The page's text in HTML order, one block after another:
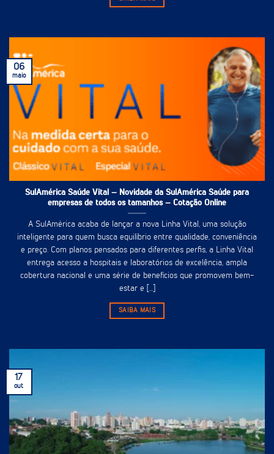
SulAmérica Saúde Vital – Novidade da SulAmérica Saúde para
empresas de todos os tamanhos – Cotação Online
A SulAmérica acaba de lançar a nova Linha Vital, uma solução
inteligente para quem busca equilíbrio entre qualidade, conveniência
e preço. Com planos pensados para diferentes perfis, a Linha Vital
entrega acesso a hospitais e laboratórios de excelência, ampla
cobertura nacional e uma série de benefícios que promovem bem-
estar e [...]
SAIBA MAIS
06
maio
17
out